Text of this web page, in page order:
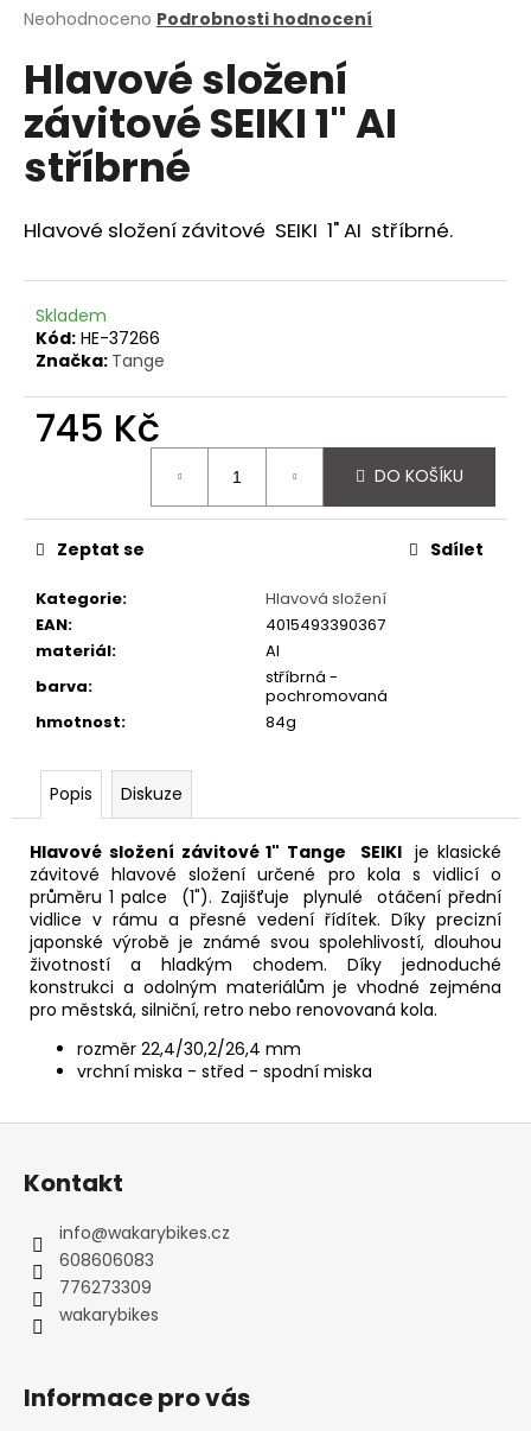
Průměrné
produktu
je
z
5
hvězdiček.
Neohodnoceno Podrobnosti hodnocení
Hlavové složení
závitové SEIKI 1" AI
stříbrné
Hlavové složení závitové SEIKI 1" AI stříbrné.
Skladem
Kód: HE-37266
Značka: Tange
745 Kč
DO KOŠÍKU
Kategorie:
Hlavová složení
EAN:
4015493390367
materiál:
AI
barva:
stříbrná -
pochromovaná
hmotnost: 84g
Zeptat se Sdílet
Popis Diskuze
Hlavové složení závitové 1" Tange SEIKIje klasické
závitové hlavové složení určené pro kola s vidlicí o
průměru 1 palce (1"). Zajišťuje plynulé otáčení přední
vidlice v rámu a přesné vedení řídítek. Díky precizní
japonské výrobě je známé svou spolehlivostí, dlouhou
životností a hladkým chodem. Díky jednoduché
konstrukci a odolným materiálům je vhodné zejména
pro městská, silniční, retro nebo renovovaná kola.
rozměr 22,4/30,2/26,4 mm
vrchní miska - střed - spodní miska
a
j
í
t
?
HLEDAT
o
č
u
e
m
e
FAVORIT
REDESIGN
URBAN
BY
WAKARY
27
800
Kč
Z
Kontakt
info@wakarybikes.cz
608606083
776273309
wakarybikes
Informace pro vás